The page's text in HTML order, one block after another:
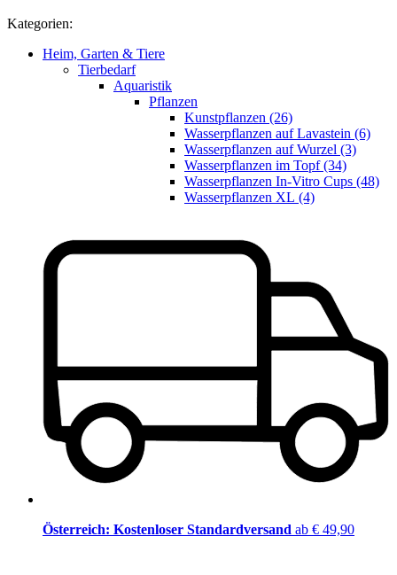
Kategorien:
Heim, Garten & Tiere
Tierbedarf
Aquaristik
Pflanzen
Kunstpflanzen (26)
Wasserpflanzen auf Lavastein (6)
Wasserpflanzen auf Wurzel (3)
Wasserpflanzen im Topf (34)
Wasserpflanzen In-Vitro Cups (48)
Wasserpflanzen XL (4)
Österreich: Kostenloser Standardversand ab € 49,90